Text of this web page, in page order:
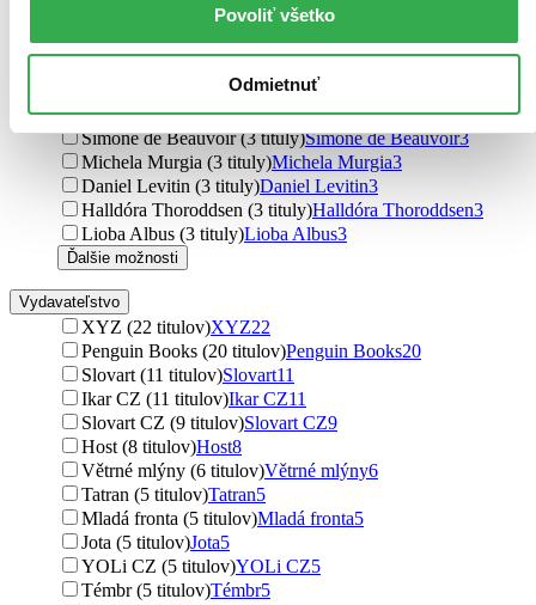
Povoliť všetko
Odmietnuť
Irena Obermannová (3 tituly)Irena Obermannová
David Zábranský (3 tituly)David Zábranský3
Michaela Zindelová (3 tituly)Michaela Zindelová
Jiřina Šiklová (3 tituly)Jiřina Šiklová3
Simone de Beauvoir (3 tituly)Simone de Beauvoir3
Michela Murgia (3 tituly)Michela Murgia3
Daniel Levitin (3 tituly)Daniel Levitin3
Halldóra Thoroddsen (3 tituly)Halldóra Thoroddsen3
Lioba Albus (3 tituly)Lioba Albus3
Ďalšie možnosti
Vydavateľstvo
XYZ (22 titulov)XYZ22
Penguin Books (20 titulov)Penguin Books20
Slovart (11 titulov)Slovart11
Ikar CZ (11 titulov)Ikar CZ11
Slovart CZ (9 titulov)Slovart CZ9
Host (8 titulov)Host8
Větrné mlýny (6 titulov)Větrné mlýny6
Tatran (5 titulov)Tatran5
Mladá fronta (5 titulov)Mladá fronta5
Jota (5 titulov)Jota5
YOLi CZ (5 titulov)YOLi CZ5
Témbr (5 titulov)Témbr5